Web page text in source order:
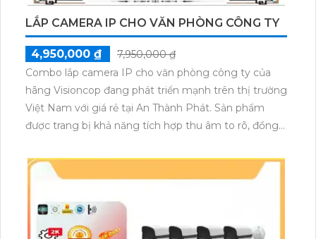
LẮP CAMERA IP CHO VĂN PHÒNG CÔNG TY
4,950,000 ₫
7,950,000 ₫
Combo lắp camera IP cho văn phòng công ty của
hãng Visioncop đang phát triển mạnh trên thị trường
Việt Nam với giá rẻ tại An Thành Phát. Sản phẩm
được trang bị khả năng tích hợp thu âm to rõ, đồng
của Visioncop có chất lượng hình ảnh màu sắc trung
thực, giúp quan sát và ghi lại mọi hoạt động trong
và tiện lợi cho công ty, việc sử dụng Combo camera
IP Visioncop là một lựa chọn tốt.